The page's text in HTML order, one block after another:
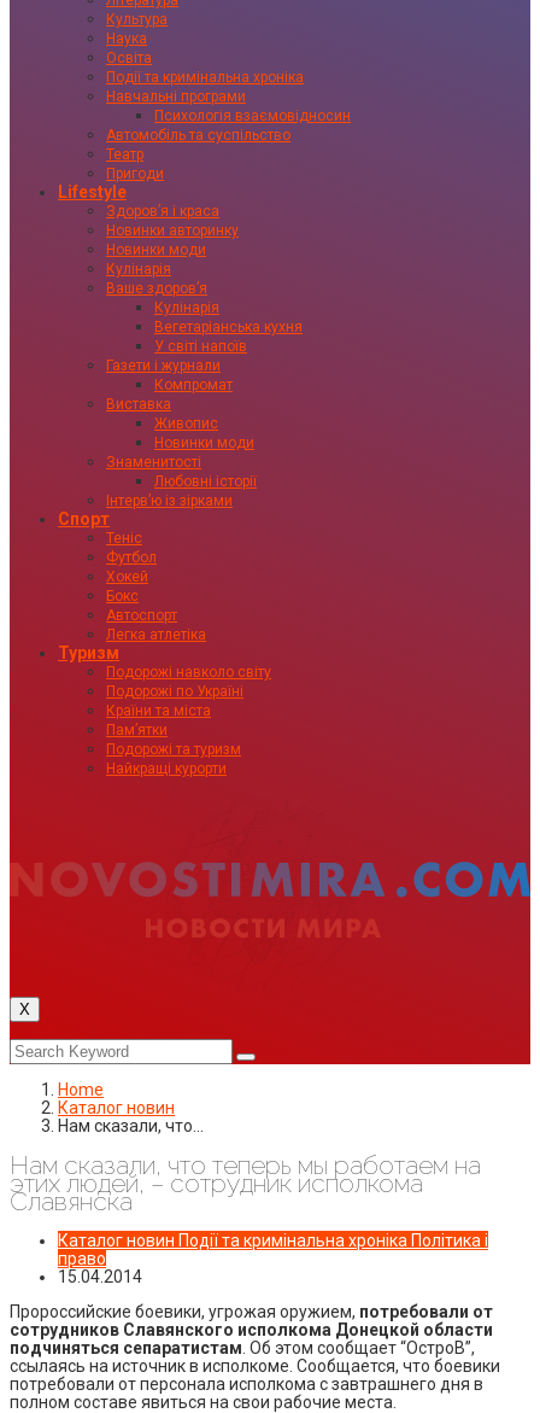
Культура
Наука
Освіта
Події та кримінальна хроніка
Навчальні програми
Психологія взаємовідносин
Автомобіль та суспільство
Театр
Пригоди
Lifestyle
Здоровʼя і краса
Новинки авторинку
Новинки моди
Кулінарія
Ваше здоровʼя
Кулінарія
Вегетаріанська кухня
У світі напоїв
Газети і журнали
Компромат
Виставка
Живопис
Новинки моди
Знаменитості
Любовні історії
Інтервʼю із зірками
Спорт
Теніс
Футбол
Хокей
Бокс
Автоспорт
Легка атлетіка
Туризм
Подорожі навколо світу
Подорожі по Україні
Країни та міста
Пам’ятки
Подорожі та туризм
Найкращі курорти
X
Home
Каталог новин
Нам сказали, что…
Нам сказали, что теперь мы работаем на
этих людей, – сотрудник исполкома
Славянска
Каталог новин Події та кримінальна хроніка Політика і
право
15.04.2014
Пророссийские боевики, угрожая оружием, потребовали от
сотрудников Славянского исполкома Донецкой области
подчиняться сепаратистам . Об этом сообщает “ОстроВ”,
ссылаясь на источник в исполкоме. Сообщается, что боевики
потребовали от персонала исполкома с завтрашнего дня в
полном составе явиться на свои рабочие места.